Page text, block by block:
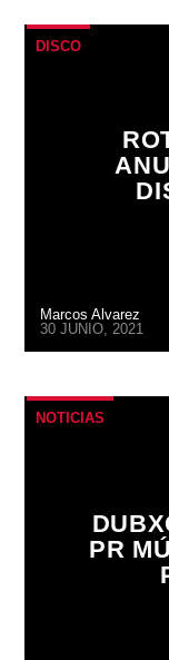
DISCO
Marcos Alvarez
30 JUNIO, 2021
NOTICIAS
PR